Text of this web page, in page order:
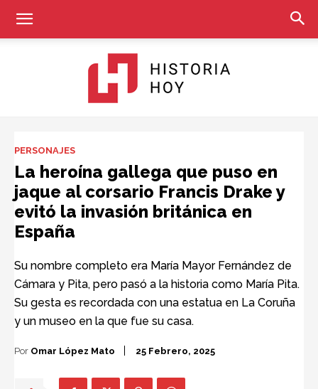
Hoy
PERSONAJES
La heroína gallega que puso en
jaque al corsario Francis Drake y
evitó la invasión británica en
España
Su nombre completo era María Mayor Fernández de
Cámara y Pita, pero pasó a la historia como María Pita.
Su gesta es recordada con una estatua en La Coruña
y un museo en la que fue su casa.
Por Omar López Mato 25 Febrero, 2025